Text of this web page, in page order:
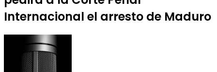
Internacional el arresto de Maduro